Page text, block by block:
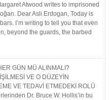
Atwood writes to imprisoned
Dear Asli Erdogan, Today is
I’m writing to tell you that even
beyond the guards, the barbed
GÜN MÜ ALINMALI?
VE O DÜZEYİN
VE TEDAVİ ETMEDEKİ ROLÜ
Dr. Bruce W. Hollis’in bu